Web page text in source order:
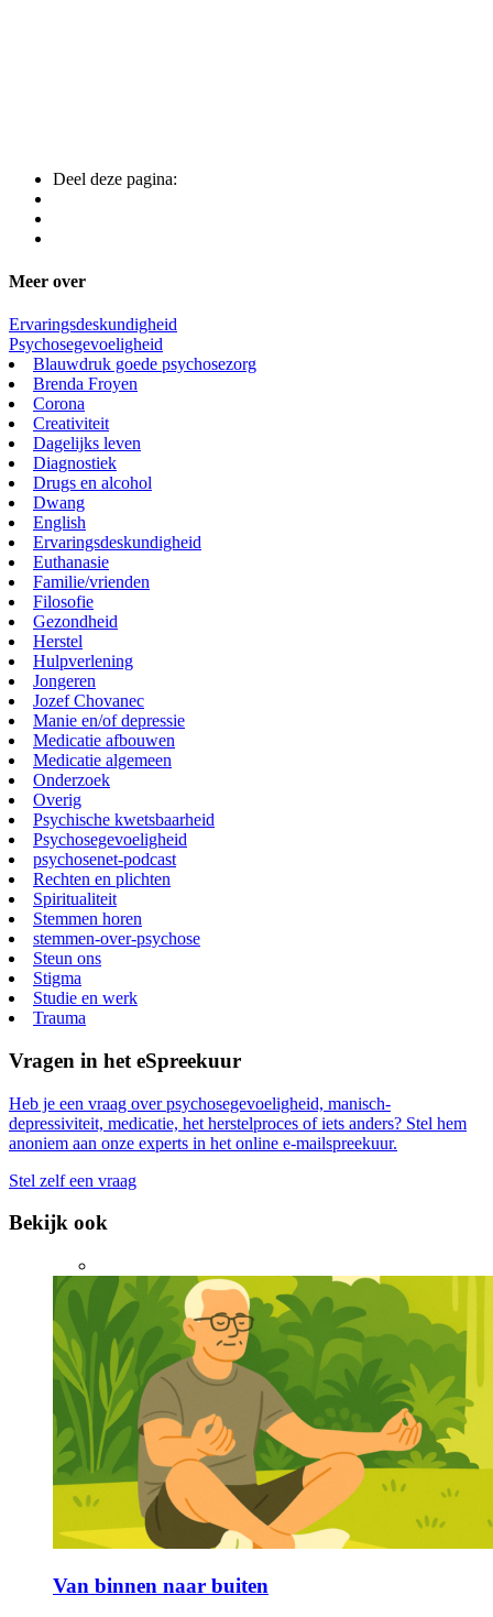
Deel deze pagina:
Meer over
Ervaringsdeskundigheid
Psychosegevoeligheid
Blauwdruk goede psychosezorg
Brenda Froyen
Corona
Creativiteit
Dagelijks leven
Diagnostiek
Drugs en alcohol
Dwang
English
Ervaringsdeskundigheid
Euthanasie
Familie/vrienden
Filosofie
Gezondheid
Herstel
Hulpverlening
Jongeren
Jozef Chovanec
Manie en/of depressie
Medicatie afbouwen
Medicatie algemeen
Onderzoek
Overig
Psychische kwetsbaarheid
Psychosegevoeligheid
psychosenet-podcast
Rechten en plichten
Spiritualiteit
Stemmen horen
stemmen-over-psychose
Steun ons
Stigma
Studie en werk
Trauma
Vragen in het eSpreekuur
Heb je een vraag over psychosegevoeligheid, manisch-
depressiviteit, medicatie, het herstelproces of iets anders? Stel hem
anoniem aan onze experts in het online e-mailspreekuur.
Stel zelf een vraag
Bekijk ook
Van binnen naar buiten